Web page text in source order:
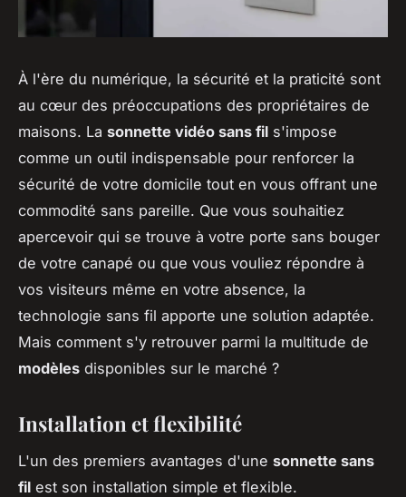
À l'ère du numérique, la sécurité et la praticité sont
au cœur des préoccupations des propriétaires de
maisons. La sonnette vidéo sans fil s'impose
comme un outil indispensable pour renforcer la
sécurité de votre domicile tout en vous offrant une
commodité sans pareille. Que vous souhaitiez
apercevoir qui se trouve à votre porte sans bouger
de votre canapé ou que vous vouliez répondre à
vos visiteurs même en votre absence, la
technologie sans fil apporte une solution adaptée.
Mais comment s'y retrouver parmi la multitude de
modèles disponibles sur le marché ?
Installation et flexibilité
L'un des premiers avantages d'une sonnette sans
fil est son installation simple et flexible.